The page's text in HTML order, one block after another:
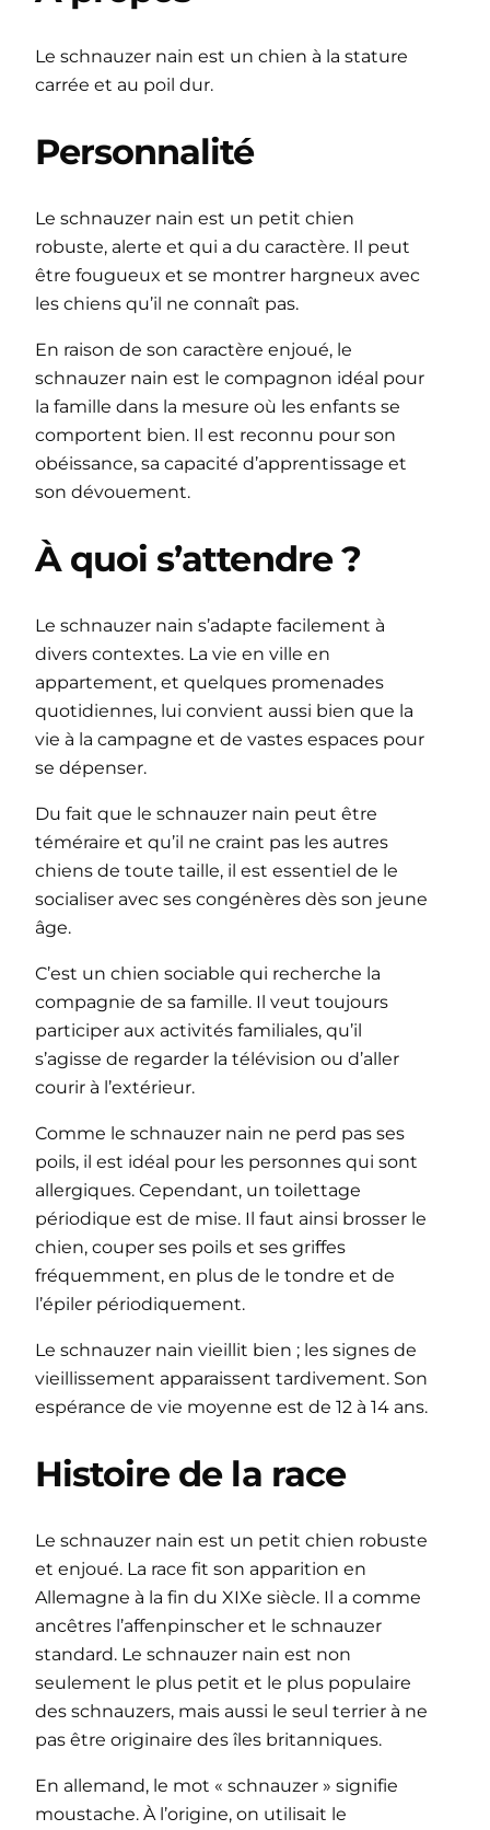
Le schnauzer nain est un chien à la stature
carrée et au poil dur.
Personnalité
Le schnauzer nain est un petit chien
robuste, alerte et qui a du caractère. Il peut
être fougueux et se montrer hargneux avec
les chiens qu’il ne connaît pas.
En raison de son caractère enjoué, le
schnauzer nain est le compagnon idéal pour
la famille dans la mesure où les enfants se
comportent bien. Il est reconnu pour son
obéissance, sa capacité d’apprentissage et
son dévouement.
À quoi s’attendre ?
Le schnauzer nain s’adapte facilement à
divers contextes. La vie en ville en
appartement, et quelques promenades
quotidiennes, lui convient aussi bien que la
vie à la campagne et de vastes espaces pour
se dépenser.
Du fait que le schnauzer nain peut être
téméraire et qu’il ne craint pas les autres
chiens de toute taille, il est essentiel de le
socialiser avec ses congénères dès son jeune
âge.
C’est un chien sociable qui recherche la
compagnie de sa famille. Il veut toujours
participer aux activités familiales, qu’il
s’agisse de regarder la télévision ou d’aller
courir à l’extérieur.
Comme le schnauzer nain ne perd pas ses
poils, il est idéal pour les personnes qui sont
allergiques. Cependant, un toilettage
périodique est de mise. Il faut ainsi brosser le
chien, couper ses poils et ses griffes
fréquemment, en plus de le tondre et de
l’épiler périodiquement.
Le schnauzer nain vieillit bien ; les signes de
vieillissement apparaissent tardivement. Son
espérance de vie moyenne est de 12 à 14 ans.
Histoire de la race
Le schnauzer nain est un petit chien robuste
et enjoué. La race fit son apparition en
Allemagne à la fin du XIXe siècle. Il a comme
ancêtres l’affenpinscher et le schnauzer
standard. Le schnauzer nain est non
seulement le plus petit et le plus populaire
des schnauzers, mais aussi le seul terrier à ne
pas être originaire des îles britanniques.
En allemand, le mot « schnauzer » signifie
moustache. À l’origine, on utilisait le